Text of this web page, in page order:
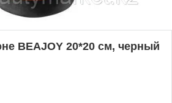
BEAJOY 20*20 см, черный